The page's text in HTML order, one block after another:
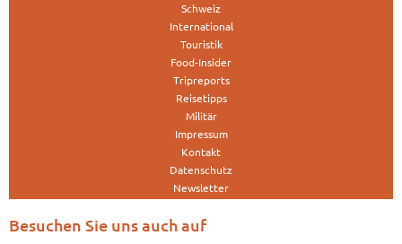
Schweiz
International
Touristik
Food-Insider
Tripreports
Reisetipps
Militär
Impressum
Kontakt
Datenschutz
Newsletter
Besuchen Sie uns auch auf